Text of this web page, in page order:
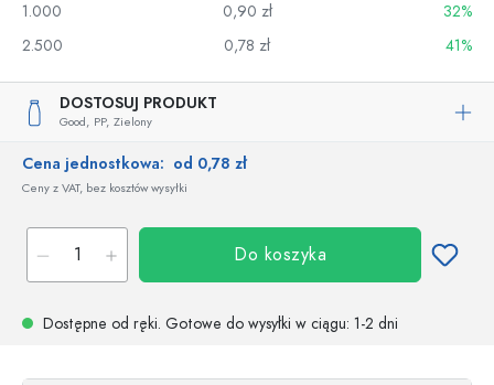
1.000
0,90 zł
32%
2.500
0,78 zł 41%
DOSTOSUJ PRODUKT
Good, PP, Zielony
Cena jednostkowa: od 0,78 zł
Ceny z VAT, bez kosztów wysyłki
Do koszyka
Dostępne od ręki. Gotowe do wysyłki w ciągu: 1-2 dni